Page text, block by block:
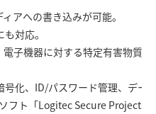
アへの書き込みが可能。
対応。
電子機器に対する特定有害物質
号化、ID/パスワード管理、デー
フト「Logitec Secure Projects